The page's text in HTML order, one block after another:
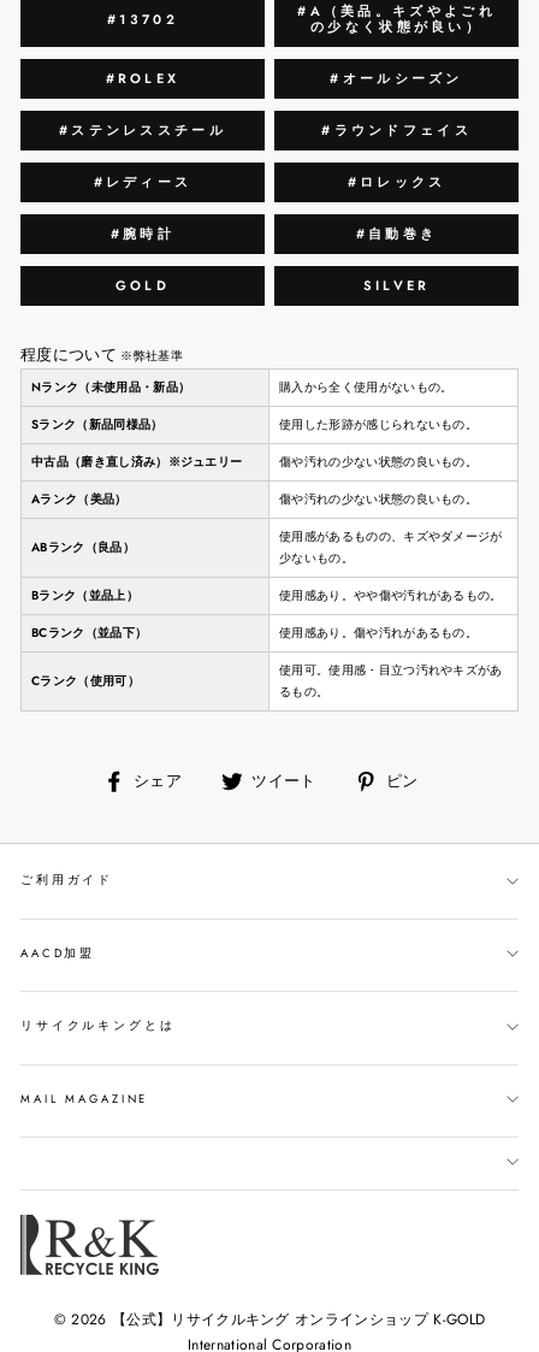
#13702
#A（美品。キズやよごれ
の少なく状態が良い）
#ROLEX #オールシーズン
#ステンレススチール #ラウンドフェイス
#レディース #ロレックス
#腕時計 #自動巻き
GOLD SILVER
程度について ※弊社基準
Nランク（未使用品・新品）
購入から全く使用がないもの。
Sランク（新品同様品） 使用した形跡が感じられないもの。
中古品（磨き直し済み）※ジュエリー 傷や汚れの少ない状態の良いもの。
Aランク（美品） 傷や汚れの少ない状態の良いもの。
ABランク（良品）
使用感があるものの、キズやダメージが
少ないもの。
Bランク（並品上） 使用感あり。やや傷や汚れがあるもの。
BCランク（並品下） 使用感あり。傷や汚れがあるもの。
Cランク（使用可）
使用可。使用感・目立つ汚れやキズがあ
るもの。
シェア
facebookツイート ピン
ご利用ガイド
AACD加盟
リサイクルキングとは
MAIL MAGAZINE
© 2026 【公式】リサイクルキング オンラインショップ K-GOLD
International Corporation